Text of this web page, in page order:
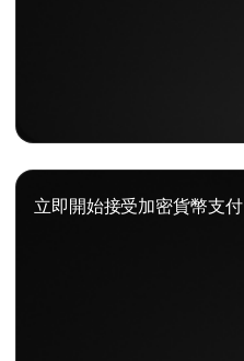
立即開始接受加密貨幣支付